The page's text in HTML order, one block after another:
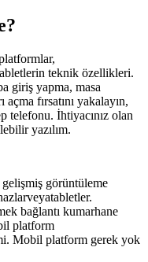
teknik özellikleri.
giriş yapma, masa
fırsatını yakalayın,
telefonu. İhtiyacınız olan
yazılım.
görüntüleme
bağlantı kumarhane
platform
Mobil platform gerek yok